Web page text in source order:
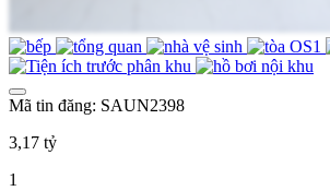
Mã tin đăng: SAUN2398
3,17 tỷ
1